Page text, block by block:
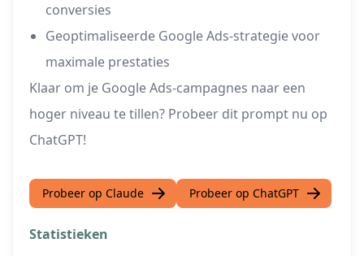
conversies
Geoptimaliseerde Google Ads-strategie voor
maximale prestaties
Klaar om je Google Ads-campagnes naar een
hoger niveau te tillen? Probeer dit prompt nu op
ChatGPT!
Probeer op Claude Probeer op ChatGPT
Statistieken